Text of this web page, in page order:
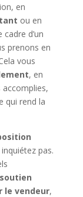
en
ou en
d’un
prenons en
vous
, en
qui rend la
pas.
soutien
le vendeur,